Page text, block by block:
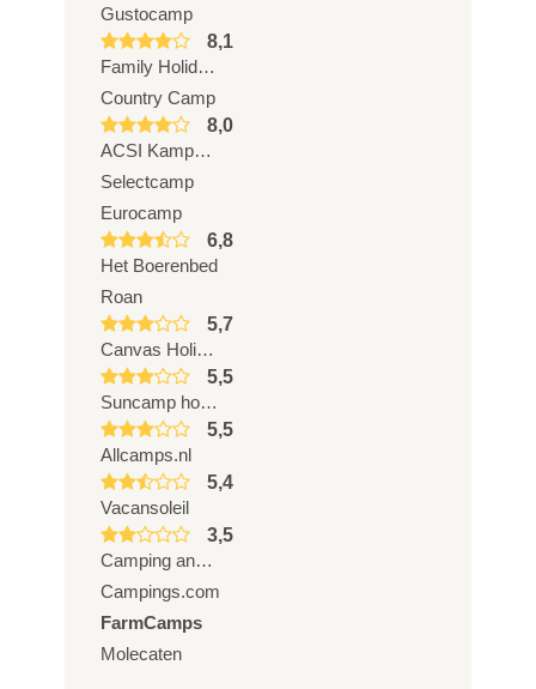
Gustocamp
8,1
Family Holidays
Country Camp
8,0
ACSI Kampeerreizen
Selectcamp
Eurocamp
6,8
Het Boerenbed
Roan
5,7
Canvas Holidays
5,5
Suncamp holidays
5,5
Allcamps.nl
5,4
Vacansoleil
3,5
Camping and Co
Campings.com
FarmCamps
Molecaten